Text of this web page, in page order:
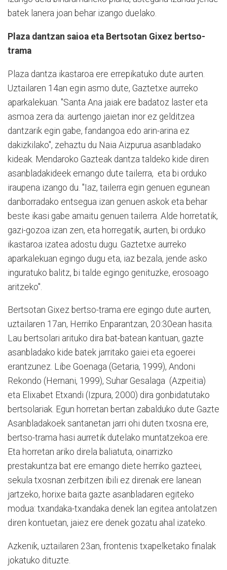
batek lanera joan behar izango duelako.
Plaza dantzan saioa eta Bertsotan Gixez bertso-
trama
Plaza dantza ikastaroa ere errepikatuko dute aurten.
Uztailaren 14an egin asmo dute, Gaztetxe aurreko
aparkalekuan. "Santa Ana jaiak ere badatoz laster eta
asmoa zera da: aurtengo jaietan inor ez gelditzea
dantzarik egin gabe, fandangoa edo arin-arina ez
dakizkilako", zehaztu du Naia Aizpurua asanbladako
kideak. Mendaroko Gazteak dantza taldeko kide diren
asanbladakideek emango dute tailerra, eta bi orduko
iraupena izango du. "Iaz, tailerra egin genuen egunean
danborradako entsegua izan genuen askok eta behar
beste ikasi gabe amaitu genuen tailerra. Alde horretatik,
gazi-gozoa izan zen, eta horregatik, aurten, bi orduko
ikastaroa izatea adostu dugu. Gaztetxe aurreko
aparkalekuan egingo dugu eta, iaz bezala, jende asko
inguratuko balitz, bi talde egingo genituzke, erosoago
aritzeko".
Bertsotan Gixez bertso-trama ere egingo dute aurten,
uztailaren 17an, Herriko Enparantzan, 20:30ean hasita.
Lau bertsolari arituko dira bat-batean kantuan, gazte
asanbladako kide batek jarritako gaiei eta egoerei
erantzunez. Libe Goenaga (Getaria, 1999), Andoni
Rekondo (Hernani, 1999), Suhar Gesalaga (Azpeitia)
eta Elixabet Etxandi (Izpura, 2000) dira gonbidatutako
bertsolariak. Egun horretan bertan zabalduko dute Gazte
Asanbladakoek santanetan jarri ohi duten txosna ere,
bertso-trama hasi aurretik dutelako muntatzekoa ere.
Eta horretan ariko direla baliatuta, oinarrizko
prestakuntza bat ere emango diete herriko gazteei,
sekula txosnan zerbitzen ibili ez direnak ere lanean
jartzeko, horixe baita gazte asanbladaren egiteko
modua: txandaka-txandaka denek lan egitea antolatzen
diren kontuetan, jaiez ere denek gozatu ahal izateko.
Azkenik, uztailaren 23an, frontenis txapelketako finalak
jokatuko dituzte.